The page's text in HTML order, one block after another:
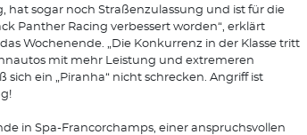
hat sogar noch Straßenzulassung und ist für die
Panther Racing verbessert worden“, erklärt
Wochenende. „Die Konkurrenz in der Klasse tritt
mit mehr Leistung und extremeren
sich ein „Piranha“ nicht schrecken. Angriff ist
in Spa-Francorchamps, einer anspruchsvollen